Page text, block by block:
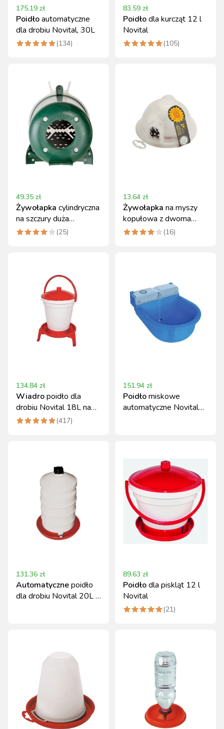
175.19 zł
Poidłoautomatyczne
dla drobiu Novital, 30L
(134)
83.59 zł
Poidłodla kurcząt 12 l
Novital
(105)
49.35 zł
Żywołapka cylindryczna
na szczury duża
NOVITAL
(25)
13.64 zł
Żywołapka na myszy
kopułowa z dwoma
wlotami NOVITAL
(16)
134.84 zł
Wiadropoidło dla
drobiu Novital 18L na
nóżkach
(417)
151.94 zł
Poidłomiskowe
automatyczne Novital
131.36 zł
Automatycznepoidło
dla drobiu Novital 20L z
89.63 zł
Poidłodla piskląt 12 l
Novital
(21)